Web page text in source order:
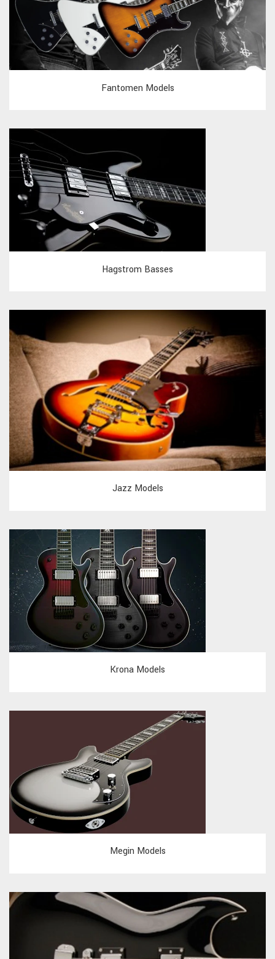
Fantomen Models
Hagstrom Basses
Jazz Models
Krona Models
Megin Models